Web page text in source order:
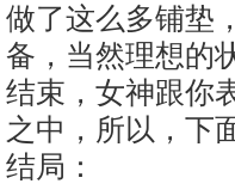
做了这么多铺垫
备，当然理想的
结束，女神跟你
之中，所以，下
结局：